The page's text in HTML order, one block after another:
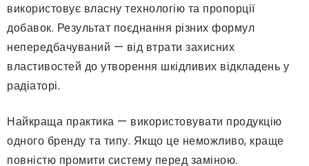
використовує власну технологію та пропорції
добавок. Результат поєднання різних формул
непередбачуваний — від втрати захисних
властивостей до утворення шкідливих відкладень у
радіаторі.
Найкраща практика — використовувати продукцію
одного бренду та типу. Якщо це неможливо, краще
повністю промити систему перед заміною.